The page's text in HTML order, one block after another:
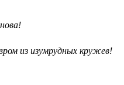
из изумрудных кружев!